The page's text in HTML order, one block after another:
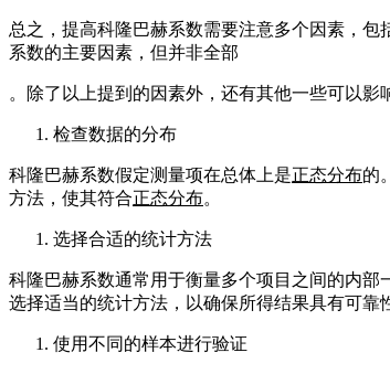
总之，提高科隆巴赫系数需要注意多个因素，
系数的主要因素，但并非全部
。除了以上提到的因素外，还有其他一些可以影
检查数据的分布
科隆巴赫系数假定测量项在总体上是正态分布的
方法，使其符合正态分布。
选择合适的统计方法
科隆巴赫系数通常用于衡量多个项目之间的内
选择适当的统计方法，以确保所得结果具有可靠
使用不同的样本进行验证